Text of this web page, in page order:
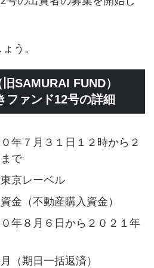
う。
旧SAMURAI FUND）
ファンド12号の詳細
年７月３１日１２時から２
で
京レーベル
金（不動産購入資金）
年８月６日から２０２１年
（期日一括返済）